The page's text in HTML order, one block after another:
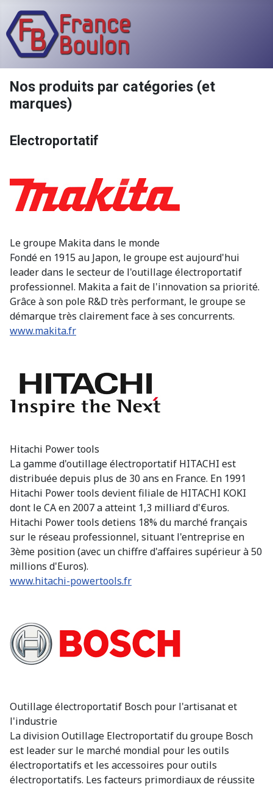
Nos produits par catégories (et
marques)
Electroportatif
Le groupe Makita dans le monde
Fondé en 1915 au Japon, le groupe est aujourd'hui
leader dans le secteur de l'outillage électroportatif
professionnel. Makita a fait de l'innovation sa priorité.
Grâce à son pole R&D très performant, le groupe se
démarque très clairement face à ses concurrents.
www.makita.fr
Hitachi Power tools
La gamme d'outillage électroportatif HITACHI est
distribuée depuis plus de 30 ans en France. En 1991
Hitachi Power tools devient filiale de HITACHI KOKI
dont le CA en 2007 a atteint 1,3 milliard d'€uros.
Hitachi Power tools detiens 18% du marché français
sur le réseau professionnel, situant l'entreprise en
3ème position (avec un chiffre d'affaires supérieur à 50
millions d'Euros).
www.hitachi-powertools.fr
Outillage électroportatif Bosch pour l'artisanat et
l'industrie
La division Outillage Electroportatif du groupe Bosch
est leader sur le marché mondial pour les outils
électroportatifs et les accessoires pour outils
électroportatifs. Les facteurs primordiaux de réussite